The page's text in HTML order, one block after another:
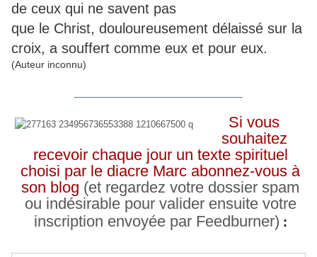
de ceux qui ne savent pas
que le Christ, douloureusement délaissé sur la
croix, a souffert comme eux et pour eux.
(Auteur inconnu)
Si vous
souhaitez
recevoir chaque jour un texte spirituel
choisi par le diacre Marc abonnez-vous à
son blog (et regardez votre dossier spam
ou indésirable pour valider ensuite votre
inscription envoyée par Feedburner) :